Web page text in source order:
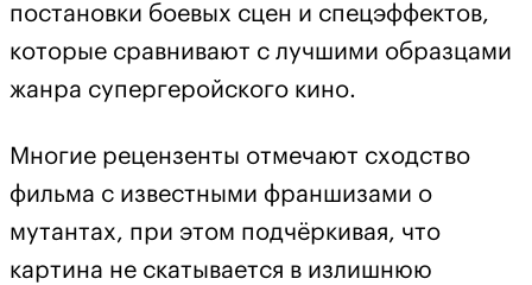
постановки боевых сцен и спецэффектов,
которые сравнивают с лучшими образцами
жанра супергеройского кино.
Многие рецензенты отмечают сходство
фильма с известными франшизами о
мутантах, при этом подчёркивая, что
картина не скатывается в излишнюю